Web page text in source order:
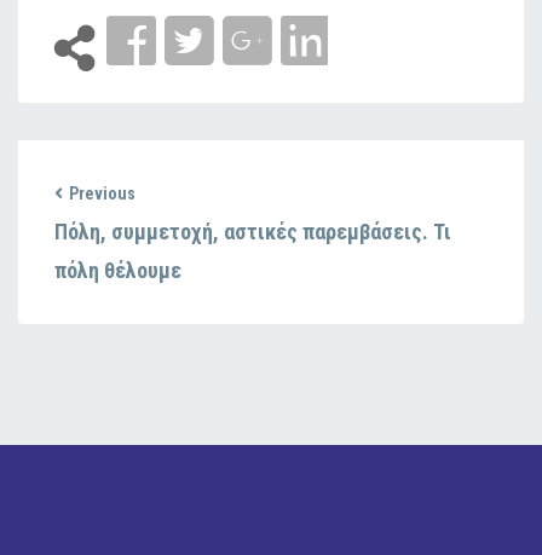
Previous
Πόλη, συμμετοχή, αστικές παρεμβάσεις. Τι
πόλη θέλουμε